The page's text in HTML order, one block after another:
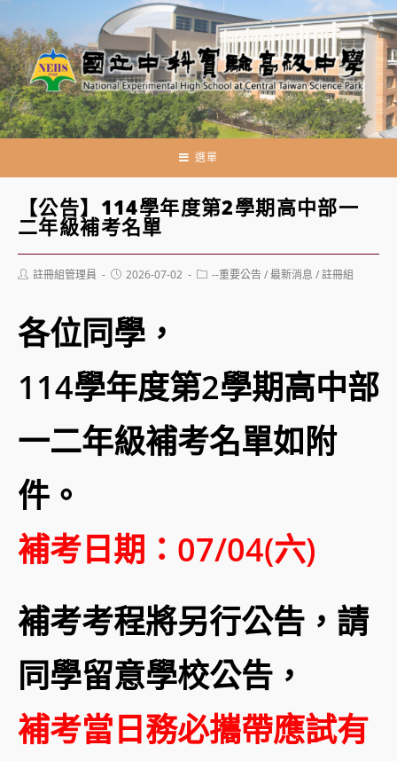
轉
至
主
要
內
選單
【公告】114學年度第2學期高中部一
二年級補考名單
Post註冊組管理員
Post2026-07-02
Post--重要公告/最新消息 /註冊組
各位同學，
114學年度第2學期高中部
一二年級補考名單如附
件。
補考日期：07/04(六)
補考考程將另行公告，請
同學留意學校公告，
補考當日務必攜帶應試有